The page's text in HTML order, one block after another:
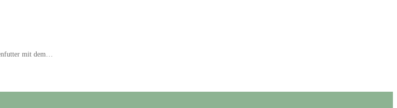
mit dem…